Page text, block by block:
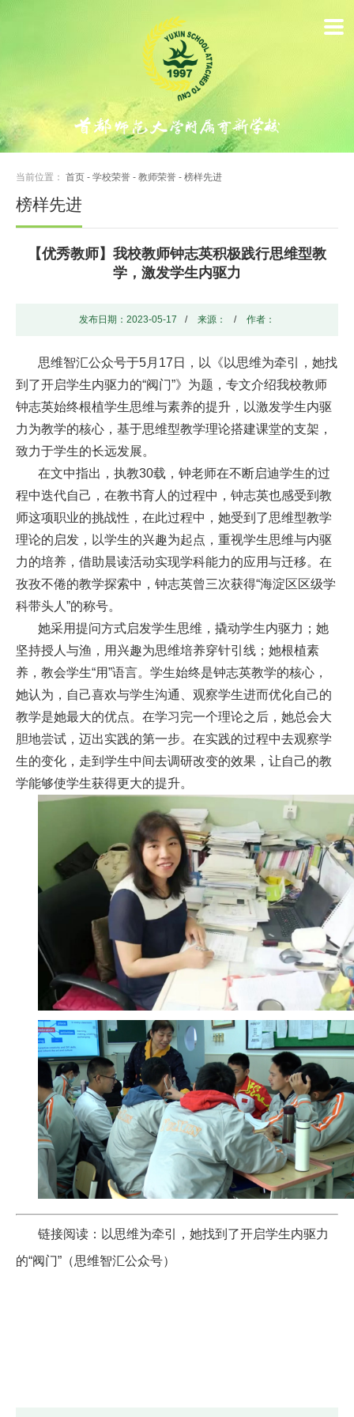
首
荣
集
校
家
会
生
通
联
系
我
们
当前位置： 首页 - 学校荣誉 - 教师荣誉 - 榜样先进
榜样先进
【优秀教师】我校教师钟志英积极践行思维型教
学，激发学生内驱力
发布日期：2023-05-17 / 来源： / 作者：
思维智汇公众号于5月17日，以《以思维为牵引，她找
到了开启学生内驱力的“阀门”》为题，专文介绍我校教师
钟志英始终根植学生思维与素养的提升，以激发学生内驱
力为教学的核心，基于思维型教学理论搭建课堂的支架，
致力于学生的长远发展。
在文中指出，执教30载，钟老师在不断启迪学生的过
程中迭代自己，在教书育人的过程中，钟志英也感受到教
师这项职业的挑战性， 在此过程中，她受到了思维型教学
理论的启发 ，以学生的兴趣为起点，重视学生思维与内驱
力的培养，借助晨读活动实现学科能力的应用与迁移。在
孜孜不倦的教学探索中，钟志英曾三次获得“海淀区区级学
科带头人”的称号。
她采用提问方式启发学生思维，撬动学生内驱力；她
坚持授人与渔，用兴趣为思维培养穿针引线；她根植素
养，教会学生“用”语言。学生始终是钟志英教学的核心，
她认为，自己喜欢与学生沟通、观察学生进而优化自己的
教学是她最大的优点。在学习完一个理论之后，她总会大
胆地尝试，迈出实践的第一步。在实践的过程中去观察学
生的变化，走到学生中间去调研改变的效果，让自己的教
学能够使学生获得更大的提升。
链接阅读： 以思维为牵引，她找到了开启学生内驱力
的“阀门”（思维智汇公众号）